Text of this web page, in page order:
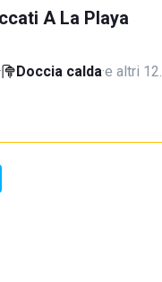
A La Playa
· Doccia calda·e altri